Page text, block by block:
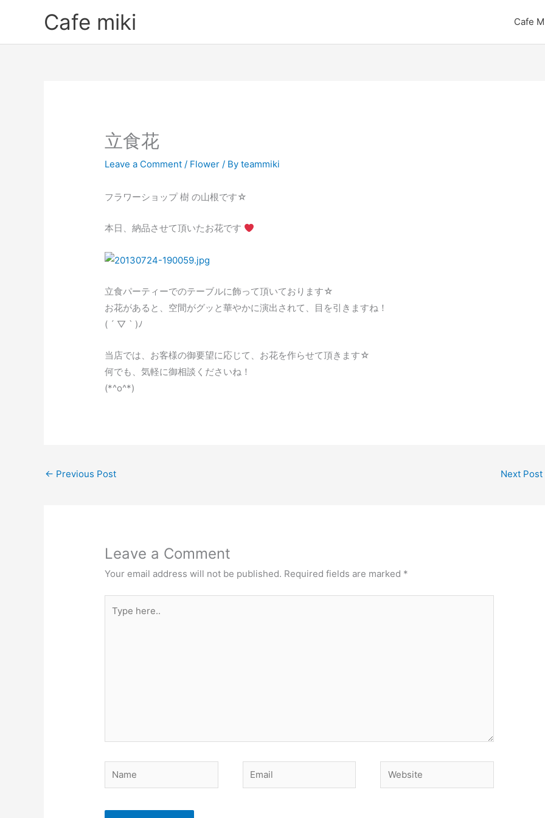
Cafe miki Cafe
立食花
Leave a Comment / Flower / Byteammiki
フラワーショップ 樹 の山根です☆
本日、納品させて頂いたお花です
立食パーティーでのテーブルに飾って頂いております☆
お花があると、空間がグッと華やかに演出されて、目を引きますね！
( ´ ▽ ` )ﾉ
当店では、お客様の御要望に応じて、お花を作らせて頂きます☆
何でも、気軽に御相談くださいね！
(*^o^*)
← Previous Post Next Post
Leave a Comment
Your email address will not be published. Required fields are marked *
here..
Name Email Website